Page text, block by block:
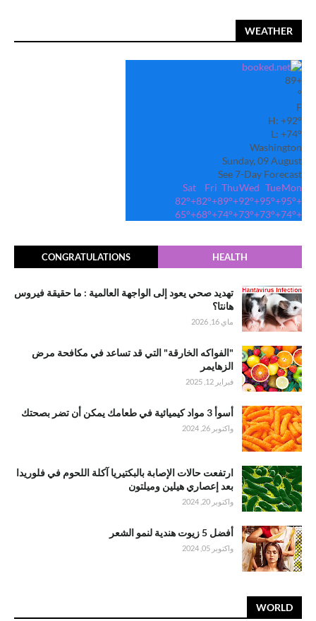
WEATHER
+
89
°
F
H: +92°
L: +74°
Washington
Sunday, 09 August
See 7-Day Forecast
Mon
Tue
Wed
Thu
Fri
Sat
+
95°
+
95°
+
92°
+
89°
+
82°
+
82°
+
74°
+
73°
+
73°
+
74°
+
68°
+
65°
HEALTH
CONGRATULATIONS
تهديد صحي يعود إلى الواجهة العالمية : ما حقيقة فيروس
هانتا؟
ماي 16, 2026
"الفواكه الخارقة" التي قد تساعد في مكافحة مرض
الزهايمر
فبراير 12, 2025
أسوأ 3 مواد كيميائية في طعامك يمكن أن تضر بصحتك
واكتوبر 26, 2024
ارتفعت حالات الإصابة بالبكتيريا آكلة اللحوم في فلوريدا
بعد إعصاري هيلين وميلتون
واكتوبر 20, 2024
أفضل 5 زيوت هندية لنمو الشعر
واكتوبر 05, 2024
WORLD